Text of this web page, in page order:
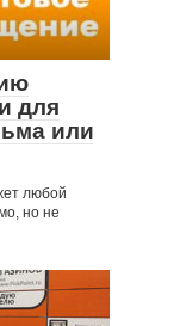
для
или
любой
но не